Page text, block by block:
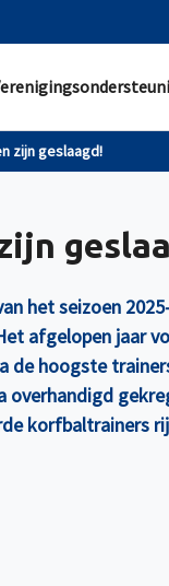
zijn geslaagd!
het seizoen
afgelopen jaar
de hoogste
overhandigd
korfbaltrainers